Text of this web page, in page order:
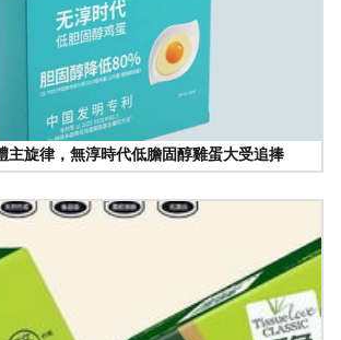
主旋律，無淳時代低膽固醇雞蛋大受追捧